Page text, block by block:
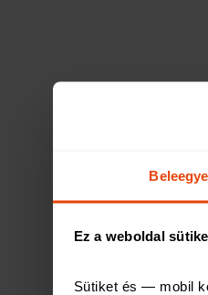
Ez a weboldal
Sütiket és — mobil